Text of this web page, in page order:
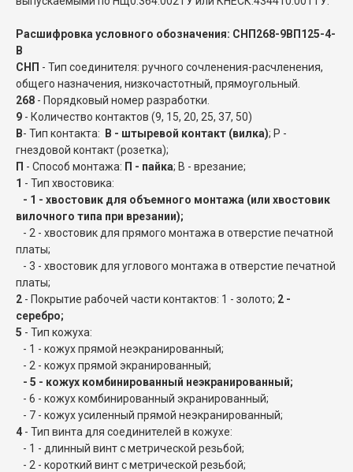
Расшифровка условного обозначения: СНП268-9ВП125-4-
В
СНП - Тип соединителя: ручного сочленения-расчленения,
общего назначения, низкочастотный, прямоугольный.
268 - Порядковый номер разработки.
9 - Количество контактов (9, 15, 20, 25, 37, 50)
В- Тип контакта: В - штыревой контакт (вилка); Р -
гнездовой контакт (розетка);
П - Способ монтажа: П - пайка; В - врезание;
1 - Тип хвостовика:
- 1 - хвостовик для объемного монтажа (или хвостовик
вилочного типа при врезании);
- 2 - хвостовик для прямого монтажа в отверстие печатной
платы;
- 3 - хвостовик для углового монтажа в отверстие печатной
платы;
2 - Покрытие рабочей части контактов: 1 - золото; 2 -
серебро;
5 - Тип кожуха:
- 1 - кожух прямой неэкранированный;
- 2 - кожух прямой экранированный;
- 5 - кожух комбинированный неэкранированный;
- 6 - кожух комбинированный экранированный;
- 7 - кожух усиленный прямой неэкранированный;
4 - Тип винта для соединителей в кожухе:
- 1 - длинный винт с метрической резьбой;
- 2 - короткий винт с метрической резьбой;